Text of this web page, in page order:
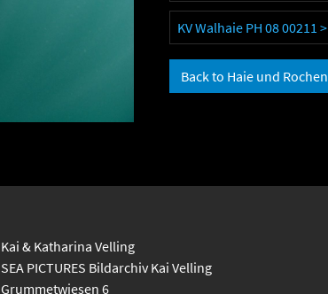
KV Walhaie PH 08 00211 >
Back to Haie und Rochen
Kai & Katharina Velling
SEA PICTURES Bildarchiv Kai Velling
Grummetwiesen 6